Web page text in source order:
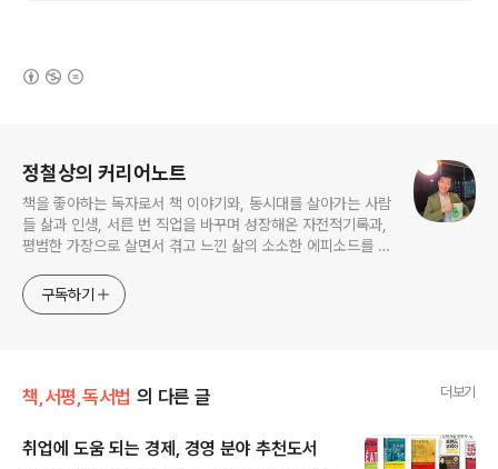
정철상의 커리어노트
책을 좋아하는 독자로서 책 이야기와, 동시대를 살아가는 사람
들 삶과 인생, 서른 번 직업을 바꾸며 성장해온 자전적기록과,
평범한 가장으로 살면서 겪고 느낀 삶의 소소한 에피소드를 전
고픈 커리어코치, 유튜브: 정교수의 인생수업
구독하기
책,서평,독서법 의 다른 글 더보기
취업에 도움 되는 경제, 경영 분야 추천도서